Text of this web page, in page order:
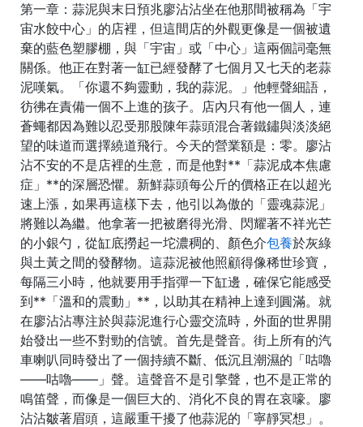
第一章：蒜泥與末日預兆廖沾沾坐在他那間被稱為「宇
宙水餃中心」的店裡，但這間店的外觀更像是一個被遺
棄的藍色塑膠棚，與「宇宙」或「中心」這兩個詞毫無
關係。他正在對著一缸已經發酵了七個月又七天的老蒜
泥嘆氣。「你還不夠靈動，我的蒜泥。」他輕聲細語，
彷彿在責備一個不上進的孩子。店內只有他一個人，連
蒼蠅都因為難以忍受那股陳年蒜頭混合著鐵鏽與淡淡絕
望的味道而選擇繞道飛行。今天的營業額是：零。廖沾
沾不安的不是店裡的生意，而是他對**「蒜泥成本焦慮
症」**的深層恐懼。新鮮蒜頭每公斤的價格正在以超光
速上漲，如果再這樣下去，他引以為傲的「靈魂蒜泥」
將難以為繼。他拿著一把被磨得光滑、閃耀著不祥光芒
的小銀勺，從缸底撈起一坨濃稠的、顏色介包養於灰綠
與土黃之間的發酵物。這蒜泥被他照顧得像稀世珍寶，
每隔三小時，他就要用手指彈一下缸邊，確保它能感受
到**「溫和的震動」**，以助其在精神上達到圓滿。就
在廖沾沾專注於與蒜泥進行心靈交流時，外面的世界開
始發出一些不對勁的信號。首先是聲音。街上所有的汽
車喇叭同時發出了一個持續不斷、低沉且潮濕的「咕嚕
——咕嚕——」聲。這聲音不是引擎聲，也不是正常的
鳴笛聲，而像是一個巨大的、消化不良的胃在哀嚎。廖
沾沾皺著眉頭，這嚴重干擾了他蒜泥的「寧靜冥想」。